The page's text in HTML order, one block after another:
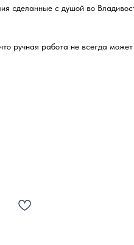
сделанные с душой во
ручная работа не всегда